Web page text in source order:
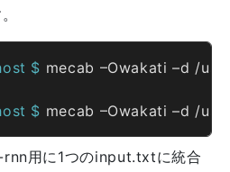
$ mecab –Owakati –d /
$ mecab –Owakati –d /
用に1つのinput.txtに統合